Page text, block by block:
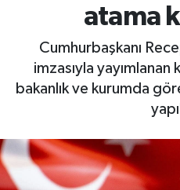
atama
Cumhurbaşkanı
imzasıyla
bakanlık ve kurumda